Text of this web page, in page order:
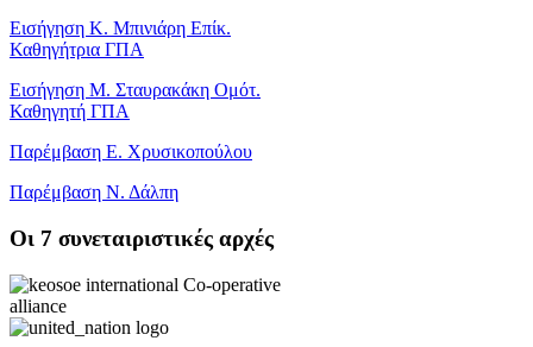
Εισήγηση Κ. Μπινιάρη Επίκ.
Καθηγήτρια ΓΠΑ
Εισήγηση Μ. Σταυρακάκη Ομότ.
Καθηγητή ΓΠΑ
Παρέμβαση Ε. Χρυσικοπούλου
Παρέμβαση Ν. Δάλπη
Oι 7 συνεταιριστικές αρχές